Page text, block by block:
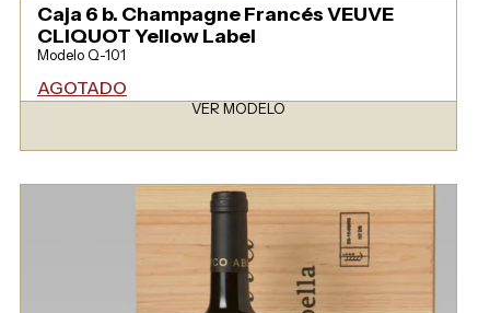
Caja 6 b. Champagne Francés VEUVE
CLIQUOT Yellow Label
Modelo Q-101
AGOTADO
VER MODELO